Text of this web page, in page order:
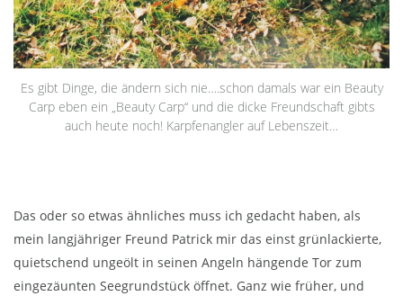
Es gibt Dinge, die ändern sich nie….schon damals war ein Beauty
Carp eben ein „Beauty Carp“ und die dicke Freundschaft gibts
auch heute noch! Karpfenangler auf Lebenszeit…
Das oder so etwas ähnliches muss ich gedacht haben, als
mein langjähriger Freund Patrick mir das einst grünlackierte,
quietschend ungeölt in seinen Angeln hängende Tor zum
eingezäunten Seegrundstück öffnet. Ganz wie früher, und